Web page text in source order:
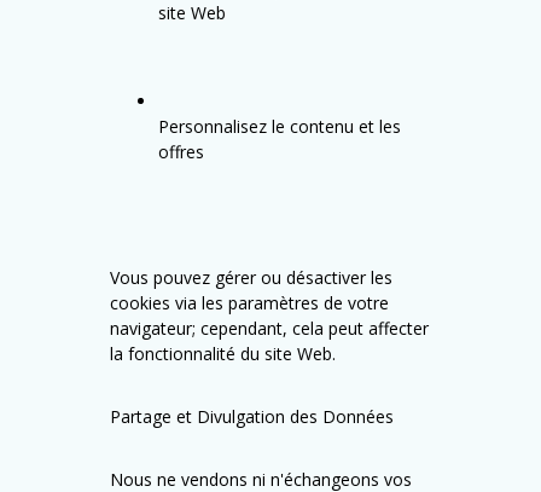
site Web
Personnalisez le contenu et les
offres
Vous pouvez gérer ou désactiver les
cookies via les paramètres de votre
navigateur; cependant, cela peut affecter
la fonctionnalité du site Web.
Partage et Divulgation des Données
Nous ne vendons ni n'échangeons vos